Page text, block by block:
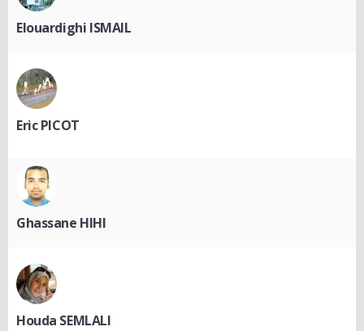
Elouardighi ISMAIL
Eric PICOT
Ghassane HIHI
Houda SEMLALI